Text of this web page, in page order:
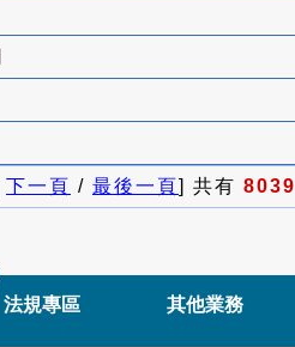
下一頁 / 最後一頁] 共有 8039
法規專區 其他業務